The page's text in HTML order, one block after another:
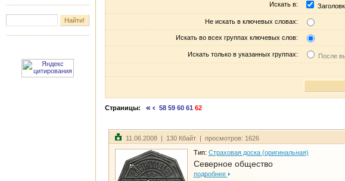
Искать в:
Не искать в ключевых словах:
Искать во всех группах ключевых слов:
Искать только в указанных группах: После
Страницы: 58 59 60 61 62
11.06.2008 | 130 Кбайт | просмотров: 1626
Тип: Страховая доска (оригинальная)
Северное общество
подробнее